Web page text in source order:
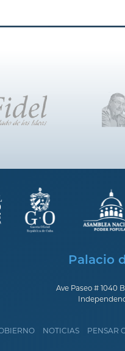
Palacio
Ave Paseo # 1040
NOTICIAS PENSAR